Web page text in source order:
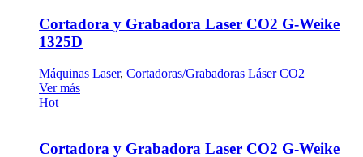
Cortadora y Grabadora Laser CO2 G-Weike
1325D
Máquinas Laser, Cortadoras/Grabadoras Láser CO2
Ver más
Hot
Cortadora y Grabadora Laser CO2 G-Weike